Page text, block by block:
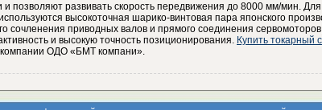
и позволяют развивать скорость передвижения до 8000 мм/мин. Для
высокоточная шарико-винтовая пара японского
сочленения приводных валов и прямого соединения
и высокую точность позиционирования. Купить токарный
ОДО «БМТ компани».